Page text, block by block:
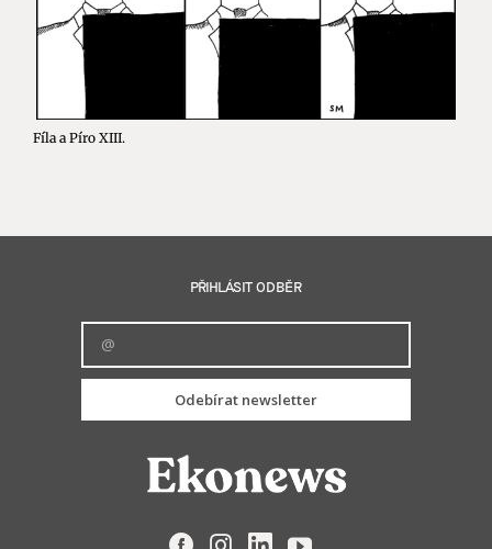
Fíla a Píro XIII.
PŘIHLÁSIT ODBĚR
Odebírat newsletter
FacebookInstagramLinkedIn